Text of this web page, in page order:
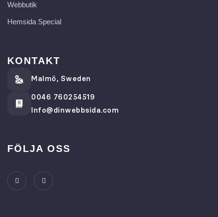
Webbutik
Hemsida Special
KONTAKT
Malmö, Sweden
0046 760254519
Info@dinwebbsida.com
FÖLJA OSS